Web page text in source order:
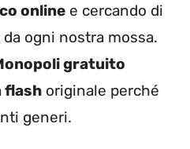
online e cercando di
ogni nostra mossa.
gratuito
flash originale perché
generi.